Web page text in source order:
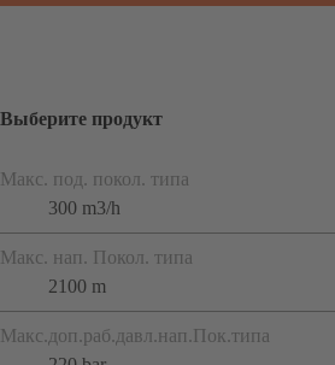
Выберите продукт
Макс. под. покол. типа
300 m3/h
Макс. нап. Покол. типа
2100 m
Макс.доп.раб.давл.нап.Пок.типа